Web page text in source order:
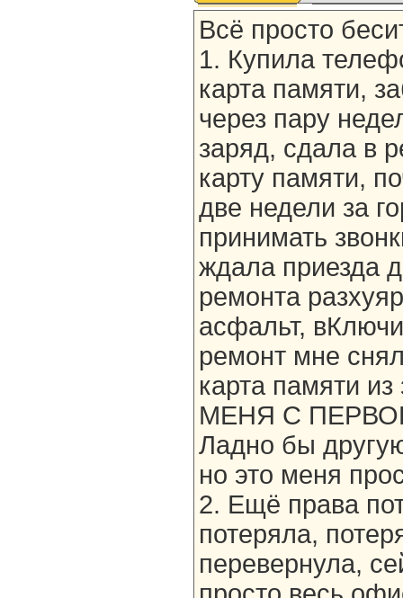
Всё просто
1. Купила
карта памяти,
через пару
заряд, сдала в
карту памяти,
две недели за
принимать
ждала приезда
ремонта
асфальт,
ремонт мне
карта памяти
МЕНЯ С
Ладно бы
но это меня
2. Ещё права
потеряла,
перевернула,